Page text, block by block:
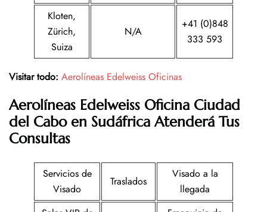
Kloten,
Zürich,
Suiza
N/A
+41 (0)848
333 593
Visitar todo: Aerolíneas Edelweiss Oficinas
Aerolíneas Edelweiss Oficina Ciudad
del Cabo en SudáfricaAtenderá Tus
Consultas
Servicios de
Visado
Traslados
Visado a la
llegada